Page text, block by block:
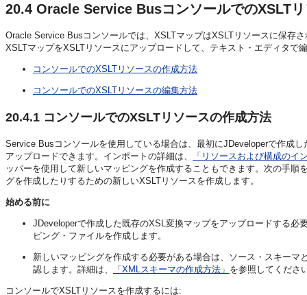
20.4 Oracle Service BusコンソールでのXSLT
Oracle Service Busコンソールでは、XSLTマップはXSLTリソースに保存
XSLTマップをXSLTリソースにアップロードして、テキスト・エディタで
コンソールでのXSLTリソースの作成方法
コンソールでのXSLTリソースの編集方法
20.4.1 コンソールでのXSLTリソースの作成方法
Service Busコンソールを使用している場合は、最初にJDeveloperで作成
アップロードできます。インポートの詳細は、
「リソースおよび構成のイ
ッパーを使用して新しいマッピングを作成することもできます。次の手
グを作成したりするための新しいXSLTリソースを作成します。
始める前に
JDeveloperで作成した既存のXSL変換マップをアップロードする必
ピング・ファイルを作成します。
新しいマッピングを作成する必要がある場合は、ソース・スキー
認します。詳細は、
「XMLスキーマの作成方法」 を参照してくださ
コンソールでXSLTリソースを作成するには: